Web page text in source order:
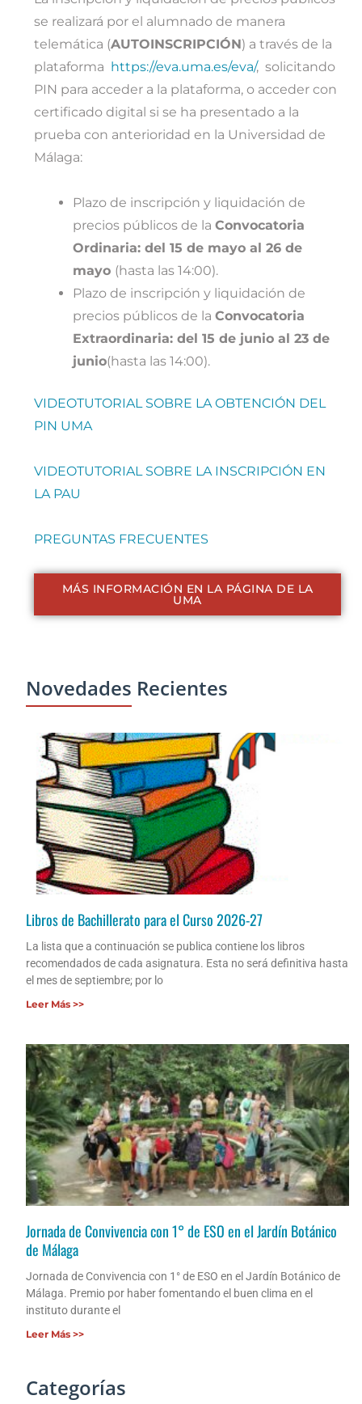
se realizará por el alumnado de manera
telemática (AUTOINSCRIPCIÓN) a través de la
plataforma https://eva.uma.es/eva/, solicitando
PIN para acceder a la plataforma, o acceder con
certificado digital si se ha presentado a la
prueba con anterioridad en la Universidad de
Málaga:
Plazo de inscripción y liquidación de
precios públicos de la Convocatoria
Ordinaria: del 15 de mayo al 26 de
mayo (hasta las 14:00).
Plazo de inscripción y liquidación de
precios públicos de la Convocatoria
Extraordinaria: del 15 de junio al 23 de
junio(hasta las 14:00).
VIDEOTUTORIAL SOBRE LA OBTENCIÓN DEL
PIN UMA
VIDEOTUTORIAL SOBRE LA INSCRIPCIÓN EN
LA PAU
PREGUNTAS FRECUENTES
MÁS INFORMACIÓN EN LA PÁGINA DE LA
UMA
Novedades Recientes
Libros de Bachillerato para el Curso 2026-27
La lista que a continuación se publica contiene los libros
recomendados de cada asignatura. Esta no será definitiva hasta
el mes de septiembre; por lo
Leer Más >>
Jornada de Convivencia con 1° de ESO en el Jardín Botánico
de Málaga
Jornada de Convivencia con 1° de ESO en el Jardín Botánico de
Málaga. Premio por haber fomentando el buen clima en el
instituto durante el
Leer Más >>
Categorías